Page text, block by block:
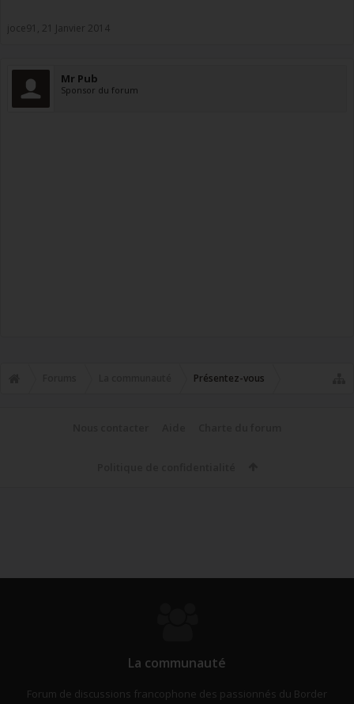
joce91 , 21 Janvier 2014
Mr Pub
Sponsor du forum
Présentez-vous
La communauté
Forum de discussions francophone des passionnés du Border